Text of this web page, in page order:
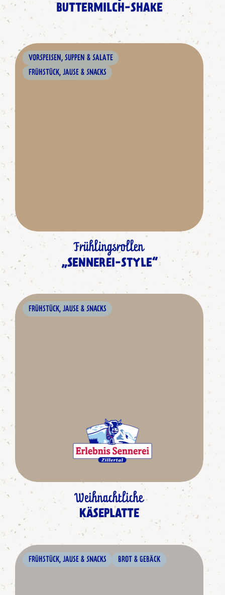
BUTTERMILCH-SHAKE
VORSPEISEN, SUPPEN & SALATE
FRÜHSTÜCK, JAUSE & SNACKS
Frühlingsrollen
„SENNEREI-STYLE“
FRÜHSTÜCK, JAUSE & SNACKS
Weihnachtliche
KÄSEPLATTE
FRÜHSTÜCK, JAUSE & SNACKS BROT & GEBÄCK